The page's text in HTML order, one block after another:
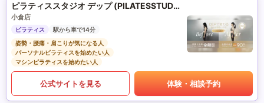
ピラティススタジオ デップ (PILATESSTUDIO DEP)
小倉店
ピラティス
駅から車で14分
姿勢・腰痛・肩こりが気になる人
パーソナルピラティスを始めたい人
マシンピラティスを始めたい人
公式サイトを見る 体験・相談予約